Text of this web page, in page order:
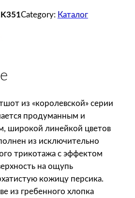
Category: Каталог
из «королевской» серии
продуманным и
широкой линейкой цветов
из исключительно
трикотажа с эффектом
на ощупь
кожицу персика.
из гребенного хлопка